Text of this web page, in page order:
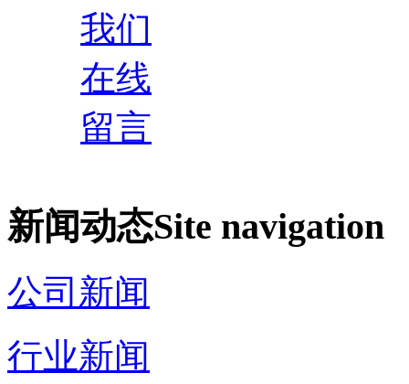
我们
在线
留言
新闻动态Site navigation
公司新闻
行业新闻